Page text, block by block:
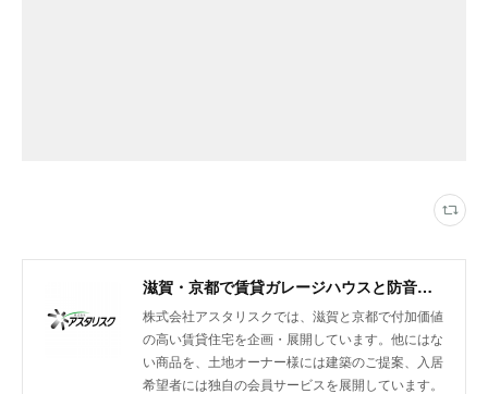
滋賀・京都で賃貸ガレージハウスと防音室付きアパートを展開
株式会社アスタリスクでは、滋賀と京都で付加価値
の高い賃貸住宅を企画・展開しています。他にはな
い商品を、土地オーナー様には建築のご提案、入居
希望者には独自の会員サービスを展開しています。